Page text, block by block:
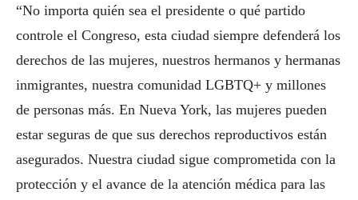
“No importa quién sea el presidente o qué partido
controle el Congreso, esta ciudad siempre defenderá los
derechos de las mujeres, nuestros hermanos y hermanas
inmigrantes, nuestra comunidad LGBTQ+ y millones
de personas más. En Nueva York, las mujeres pueden
estar seguras de que sus derechos reproductivos están
asegurados. Nuestra ciudad sigue comprometida con la
protección y el avance de la atención médica para las